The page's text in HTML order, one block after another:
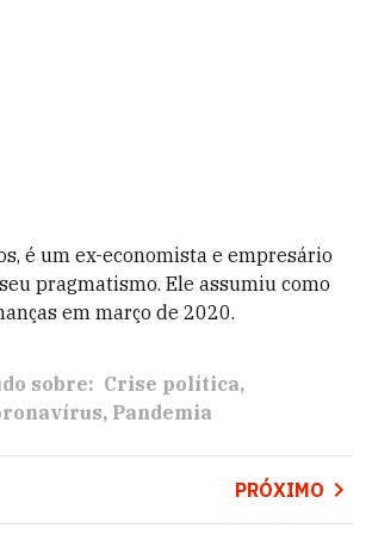
é um ex-economista e empresário
pragmatismo. Ele assumiu como
em março de 2020.
sobre: Crise política
Pandemia
PRÓXIMO